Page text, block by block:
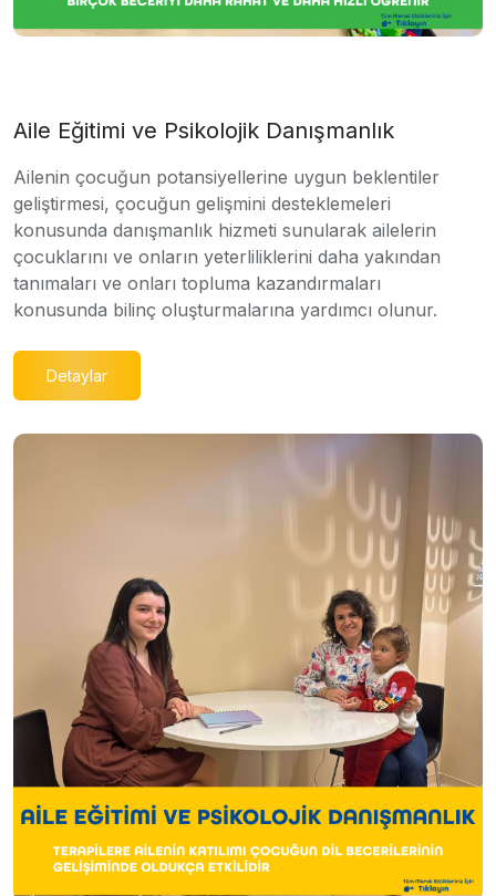
Aile Eğitimi ve Psikolojik Danışmanlık
Ailenin çocuğun potansiyellerine uygun beklentiler
geliştirmesi, çocuğun gelişmini desteklemeleri
konusunda danışmanlık hizmeti sunularak ailelerin
çocuklarını ve onların yeterliliklerini daha yakından
tanımaları ve onları topluma kazandırmaları
konusunda bilinç oluşturmalarına yardımcı olunur.
Detaylar